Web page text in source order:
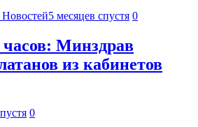
5 месяцев спустя 0
Минздрав
из кабинетов
0